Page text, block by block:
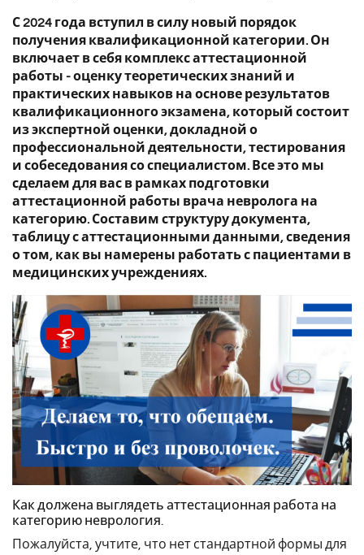
С 2024 года вступил в силу новый порядок
получения квалификационной категории. Он
включает в себя комплекс аттестационной
работы - оценку теоретических знаний и
практических навыков на основе результатов
квалификационного экзамена, который состоит
из экспертной оценки, докладной о
профессиональной деятельности, тестирования
и собеседования со специалистом. Все это мы
сделаем для вас в рамках подготовки
аттестационной работы врача невролога на
категорию. Составим структуру документа,
таблицу с аттестационными данными, сведения
о том, как вы намерены работать с пациентами в
медицинских учреждениях.
Как должена выглядеть аттестационная работа на
категорию неврология.
Пожалуйста, учтите, что нет стандартной формы для